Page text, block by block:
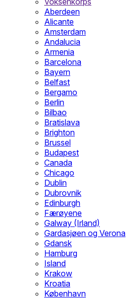
Aberdeen
Alicante
Amsterdam
Andalucia
Armenia
Barcelona
Bayern
Belfast
Bergamo
Berlin
Bilbao
Bratislava
Brighton
Brussel
Budapest
Canada
Chicago
Dublin
Dubrovnik
Edinburgh
Færøyene
Galway (Irland)
Gardasjøen og Verona
Gdansk
Hamburg
Island
Krakow
Kroatia
København